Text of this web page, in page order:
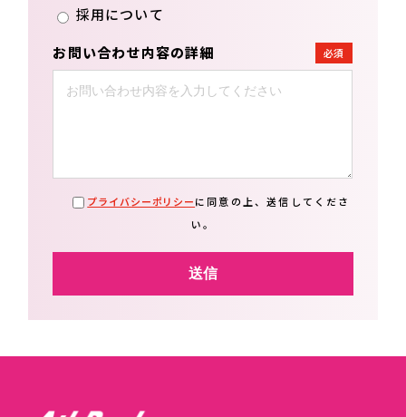
採用について
お問い合わせ内容の詳細
必須
プライバシーポリシーに同意の上、送信してくださ
い。